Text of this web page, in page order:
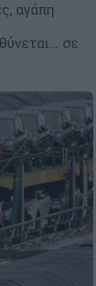
αγάπη
σε